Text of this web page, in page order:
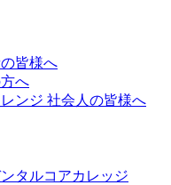
皆様へ
へ
ンジ 社会人の皆様へ
タルコアカレッジ